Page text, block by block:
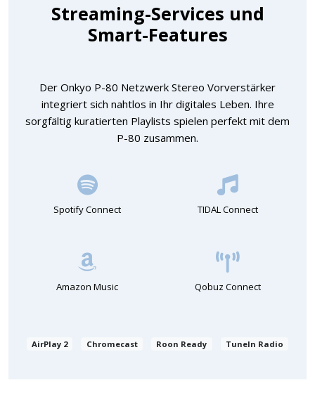
Streaming-Services und
Smart-Features
Der Onkyo P-80 Netzwerk Stereo Vorverstärker
integriert sich nahtlos in Ihr digitales Leben. Ihre
sorgfältig kuratierten Playlists spielen perfekt mit dem
P-80 zusammen.
Spotify Connect TIDAL Connect
Amazon Music Qobuz Connect
AirPlay 2 Chromecast Roon Ready TuneIn Radio